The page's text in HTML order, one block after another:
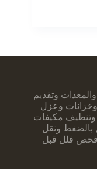
وتقديم
وعزل
مكيفات
ونقل
فلل قبل